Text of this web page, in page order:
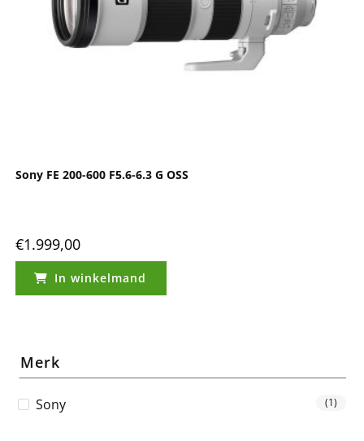
Sony FE 200-600 F5.6-6.3 G OSS
€1.999,00
In winkelmand
Merk
Sony (1)